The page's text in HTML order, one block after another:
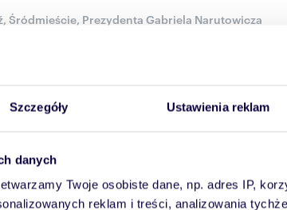
Szczegóły Ustawienia reklam
danych
Twoje osobiste dane, np. adres IP,
reklam i treści, analizowania
Śródmieście, Prezydenta Gabriela Narutowicza
oferuje dwupoziomowe mieszkanie na
36m2 z balkonem przy Manufakturze